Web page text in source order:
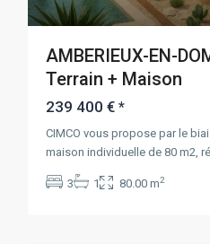
AMBERIEUX-EN-
Terrain + Maison
239 400 €*
CIMCO vous propose par le
maison individuelle de 80 m2,
3 1 80.00 m2